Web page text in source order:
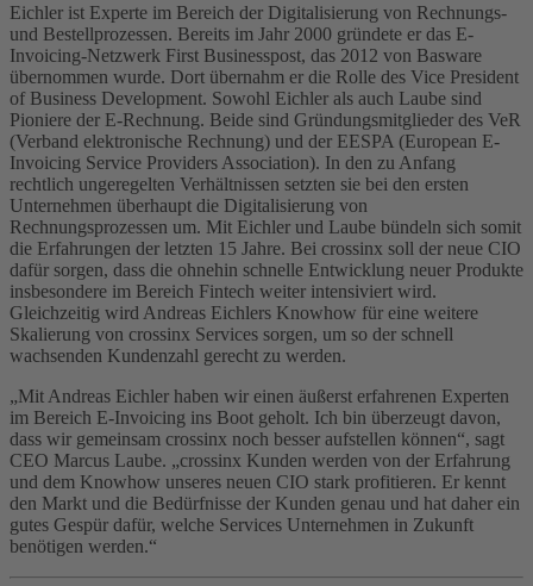
Eichler ist Experte im Bereich der Digitalisierung von Rechnungs-
und Bestellprozessen. Bereits im Jahr 2000 gründete er das E-
Invoicing-Netzwerk First Businesspost, das 2012 von Basware
übernommen wurde. Dort übernahm er die Rolle des Vice President
of Business Development. Sowohl Eichler als auch Laube sind
Pioniere der E-Rechnung. Beide sind Gründungsmitglieder des VeR
(Verband elektronische Rechnung) und der EESPA (European E-
Invoicing Service Providers Association). In den zu Anfang
rechtlich ungeregelten Verhältnissen setzten sie bei den ersten
Unternehmen überhaupt die Digitalisierung von
Rechnungsprozessen um. Mit Eichler und Laube bündeln sich somit
die Erfahrungen der letzten 15 Jahre. Bei crossinx soll der neue CIO
dafür sorgen, dass die ohnehin schnelle Entwicklung neuer Produkte
insbesondere im Bereich Fintech weiter intensiviert wird.
Gleichzeitig wird Andreas Eichlers Knowhow für eine weitere
Skalierung von crossinx Services sorgen, um so der schnell
wachsenden Kundenzahl gerecht zu werden.
„Mit Andreas Eichler haben wir einen äußerst erfahrenen Experten
im Bereich E-Invoicing ins Boot geholt. Ich bin überzeugt davon,
dass wir gemeinsam crossinx noch besser aufstellen können“, sagt
CEO Marcus Laube. „crossinx Kunden werden von der Erfahrung
und dem Knowhow unseres neuen CIO stark profitieren. Er kennt
den Markt und die Bedürfnisse der Kunden genau und hat daher ein
gutes Gespür dafür, welche Services Unternehmen in Zukunft
benötigen werden.“